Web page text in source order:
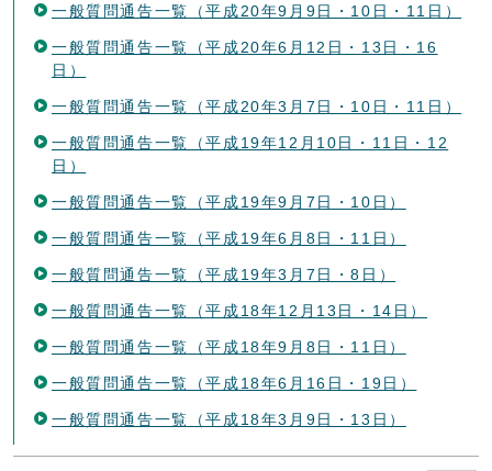
一般質問通告一覧（平成20年9月9日・10日・11日）
一般質問通告一覧（平成20年6月12日・13日・16
日）
一般質問通告一覧（平成20年3月7日・10日・11日）
一般質問通告一覧（平成19年12月10日・11日・12
日）
一般質問通告一覧（平成19年9月7日・10日）
一般質問通告一覧（平成19年6月8日・11日）
一般質問通告一覧（平成19年3月7日・8日）
一般質問通告一覧（平成18年12月13日・14日）
一般質問通告一覧（平成18年9月8日・11日）
一般質問通告一覧（平成18年6月16日・19日）
一般質問通告一覧（平成18年3月9日・13日）